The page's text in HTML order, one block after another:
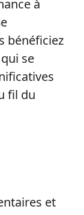
à
bénéficiez
se
fil du
et